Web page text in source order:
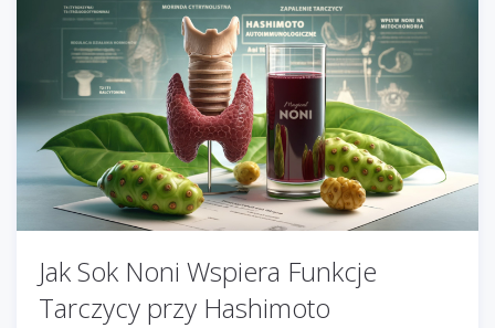
Jak Sok Noni Wspiera Funkcje
Tarczycy przy Hashimoto